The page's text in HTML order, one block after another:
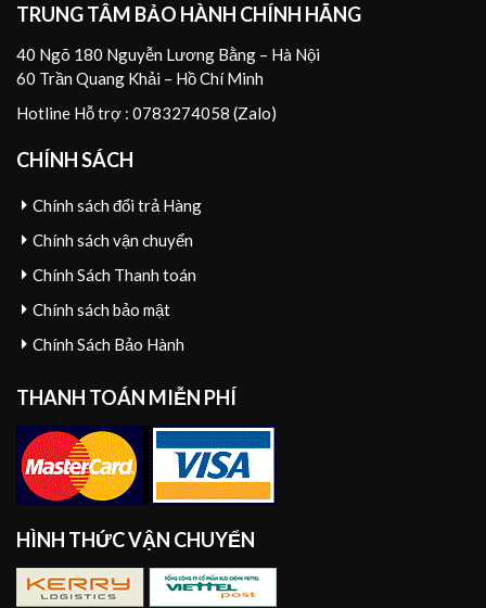
TRUNG TÂM BẢO HÀNH CHÍNH HÃNG
40 Ngõ 180 Nguyễn Lương Bằng – Hà Nội
60 Trần Quang Khải – Hồ Chí Minh
Hotline Hỗ trợ : 0783274058 (Zalo)
CHÍNH SÁCH
Chính sách đổi trả Hàng
Chính sách vận chuyển
Chính Sách Thanh toán
Chính sách bảo mật
Chính Sách Bảo Hành
THANH TOÁN MIỄN PHÍ
HÌNH THỨC VẬN CHUYỂN